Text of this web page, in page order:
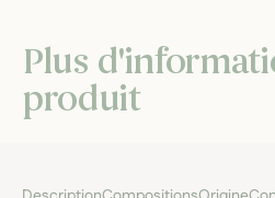
Plus
produit